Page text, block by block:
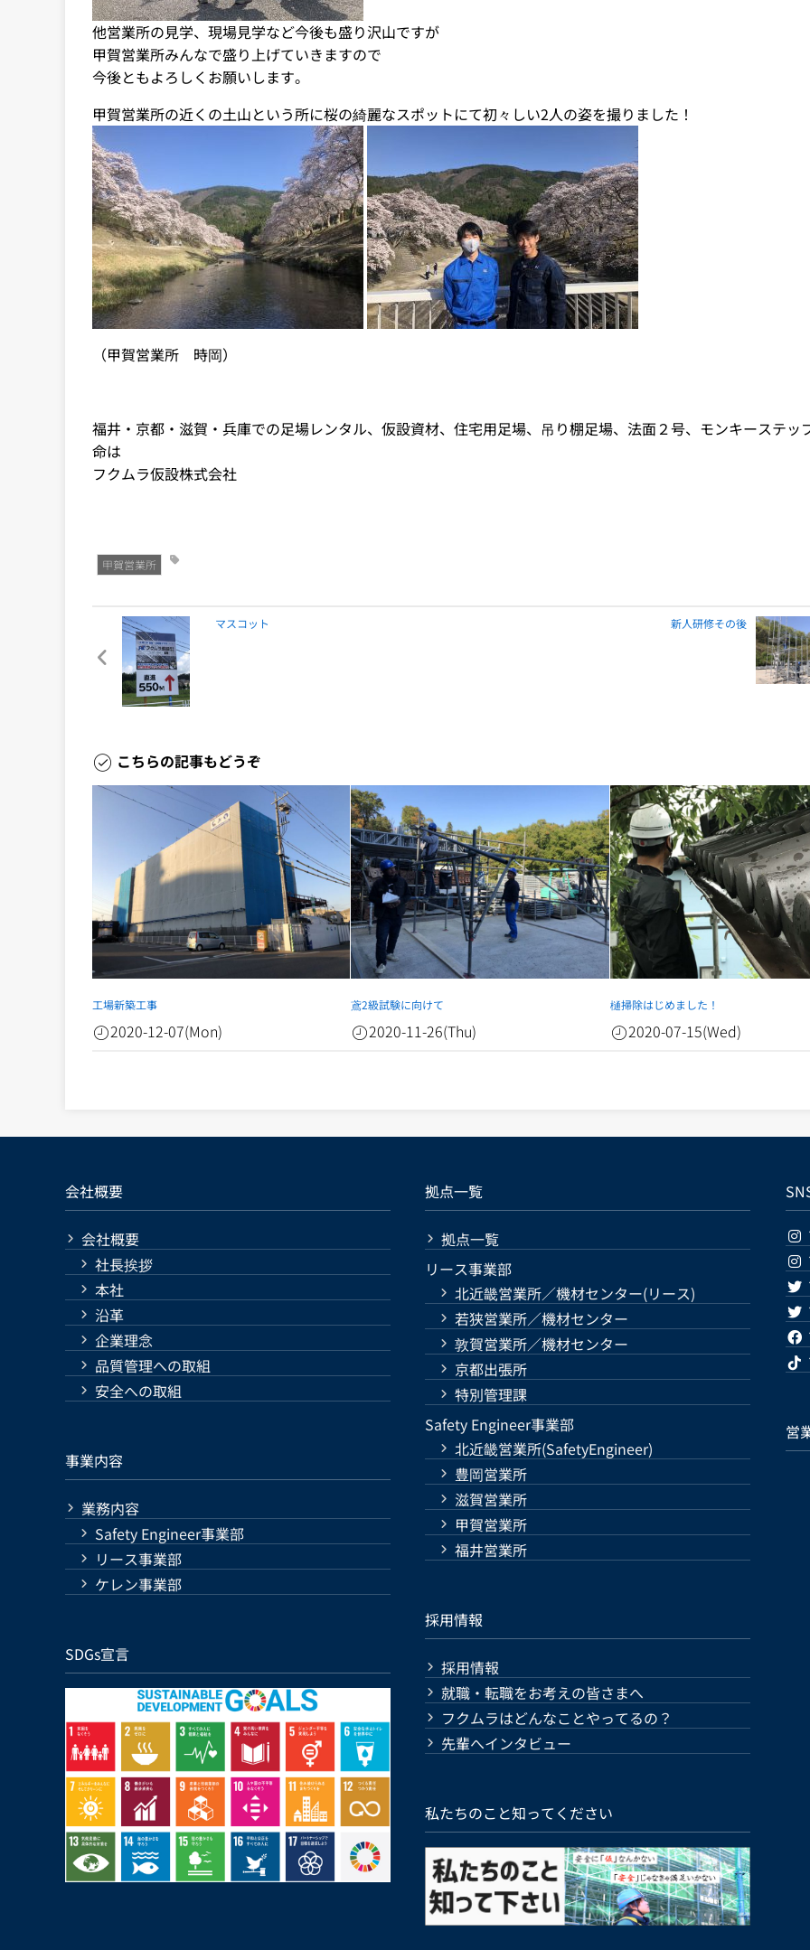
他営業所の見学、現場見学など今後も盛り沢山ですが
甲賀営業所みんなで盛り上げていきますので
今後ともよろしくお願いします。
甲賀営業所の近くの土山という所に桜の綺麗なスポットにて初々しい2人の姿を撮りました！
（甲賀営業所 時岡）
福井・京都・滋賀・兵庫での足場レンタル、仮設資材、住宅用足場、吊り棚足場、法面２号、モンキーステッ
命は
フクムラ仮設株式会社
甲賀営業所
マスコット 新人研修その後
こちらの記事もどうぞ
工場新築工事
2020-12-07(Mon)
鳶2級試験に向けて
2020-11-26(Thu)
樋掃除はじめました！
2020-07-15(Wed)
会社概要
会社概要
社長挨拶
本社
沿革
企業理念
品質管理への取組
安全への取組
事業内容
業務内容
Safety Engineer事業部
リース事業部
ケレン事業部
SDGs宣言
拠点一覧
拠点一覧
リース事業部
北近畿営業所／機材センター(リース)
若狭営業所／機材センター
敦賀営業所／機材センター
京都出張所
特別管理課
Safety Engineer事業部
北近畿営業所(SafetyEngineer)
豊岡営業所
滋賀営業所
甲賀営業所
福井営業所
採用情報
採用情報
就職・転職をお考えの皆さまへ
フクムラはどんなことやってるの？
先輩へインタビュー
私たちのこと知ってください
営